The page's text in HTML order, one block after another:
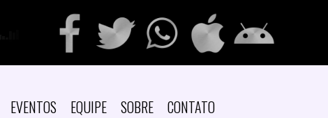
EVENTOS EQUIPE SOBRE CONTATO